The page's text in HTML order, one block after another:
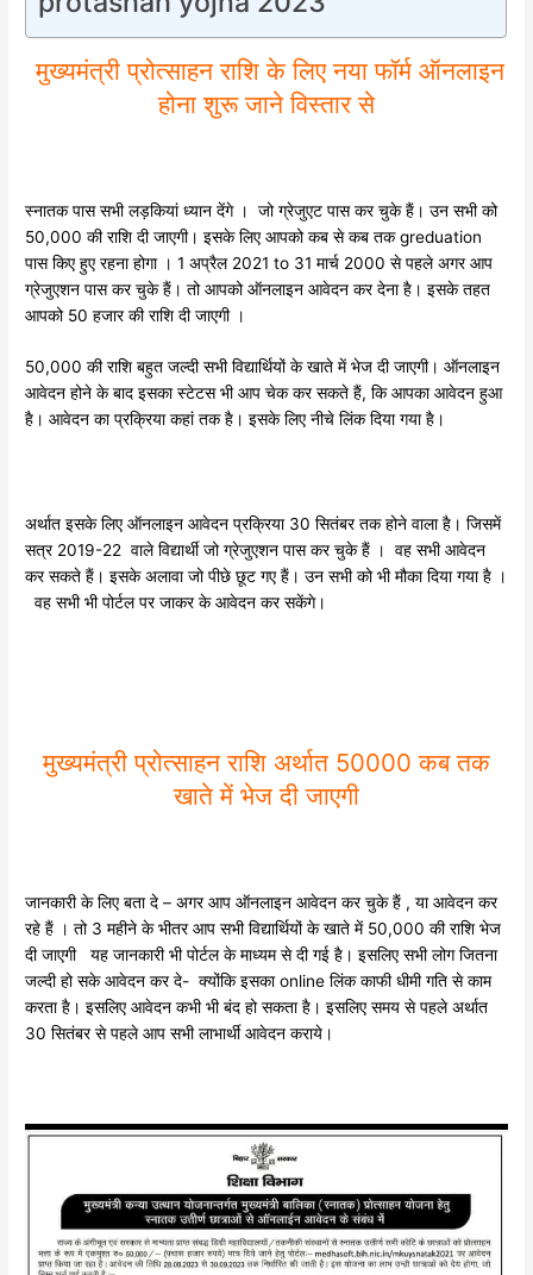
मुख्यमंत्री प्रोत्साहन राशि के लिए नया फॉर्म ऑनलाइन
होना शुरू जाने विस्तार से
स्नातक पास सभी लड़कियां ध्यान देंगे । जो ग्रेजुएट पास कर चुके हैं। उन सभी को
50,000 की राशि दी जाएगी। इसके लिए आपको कब से कब तक greduation
पास किए हुए रहना होगा । 1 अप्रैल 2021 to 31 मार्च 2000 से पहले अगर आप
ग्रेजुएशन पास कर चुके हैं। तो आपको ऑनलाइन आवेदन कर देना है। इसके तहत
आपको 50 हजार की राशि दी जाएगी ।
50,000 की राशि बहुत जल्दी सभी विद्यार्थियों के खाते में भेज दी जाएगी। ऑनलाइन
आवेदन होने के बाद इसका स्टेटस भी आप चेक कर सकते हैं, कि आपका आवेदन हुआ
है। आवेदन का प्रक्रिया कहां तक है। इसके लिए नीचे लिंक दिया गया है।
अर्थात इसके लिए ऑनलाइन आवेदन प्रक्रिया 30 सितंबर तक होने वाला है। जिसमें
सत्र 2019-22 वाले विद्यार्थी जो ग्रेजुएशन पास कर चुके हैं । वह सभी आवेदन
कर सकते हैं। इसके अलावा जो पीछे छूट गए हैं। उन सभी को भी मौका दिया गया है ।
वह सभी भी पोर्टल पर जाकर के आवेदन कर सकेंगे।
मुख्यमंत्री प्रोत्साहन राशि अर्थात 50000 कब तक
खाते में भेज दी जाएगी
जानकारी के लिए बता दे – अगर आप ऑनलाइन आवेदन कर चुके हैं , या आवेदन कर
रहे हैं । तो 3 महीने के भीतर आप सभी विद्यार्थियों के खाते में 50,000 की राशि भेज
दी जाएगी यह जानकारी भी पोर्टल के माध्यम से दी गई है। इसलिए सभी लोग जितना
जल्दी हो सके आवेदन कर दे- क्योंकि इसका online लिंक काफी धीमी गति से काम
करता है। इसलिए आवेदन कभी भी बंद हो सकता है। इसलिए समय से पहले अर्थात
30 सितंबर से पहले आप सभी लाभार्थी आवेदन कराये।